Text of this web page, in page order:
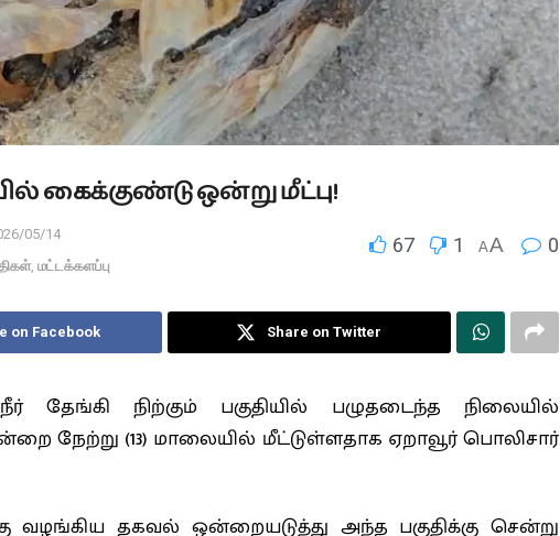
கைக்குண்டு ஒன்று மீட்பு!
05/14
, மட்டக்களப்பு
67 1 AA 0
on Facebook Share on Twitter
தேங்கி நிற்கும் பகுதியில் பழுதடைந்த நிலையில்
நேற்று (13) மாலையில் மீட்டுள்ளதாக ஏறாவூர் பொலிசார்
வழங்கிய தகவல் ஒன்றையடுத்து அந்த பகுதிக்கு சென்று